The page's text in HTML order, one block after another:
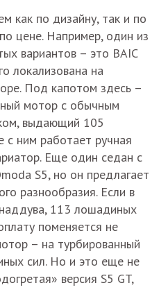
как по дизайну, так и по
цене. Например, один из
вариантов – это BAIC
локализована на
Под капотом здесь –
мотор с обычным
выдающий 105
с ним работает ручная
Еще один седан с
S5, но он предлагает
разнообразия. Если в
113 лошадиных
поменяется не
– на турбированный
сил. Но и это еще не
версия S5 GT,